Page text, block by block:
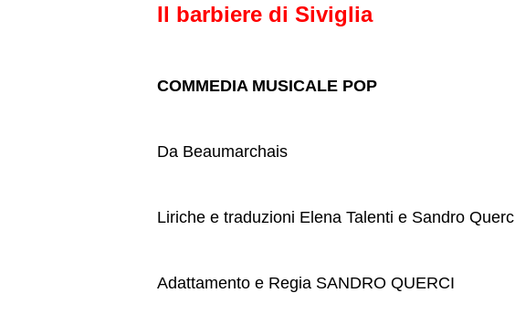
Il barbiere di Siviglia
COMMEDIA MUSICALE POP
Da Beaumarchais
Liriche e traduzioni Elena Talenti e Sandro
Adattamento e Regia SANDRO QUERCI